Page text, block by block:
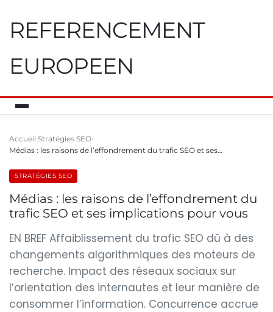
REFERENCEMENT
EUROPEEN
Accueil Stratégies SEO
Médias : les raisons de l’effondrement du trafic SEO et ses…
STRATÉGIES SEO
Médias : les raisons de l’effondrement du
trafic SEO et ses implications pour vous
EN BREF Affaiblissement du trafic SEO dû à des
changements algorithmiques des moteurs de
recherche. Impact des réseaux sociaux sur
l’orientation des internautes et leur manière de
consommer l’information. Concurrence accrue